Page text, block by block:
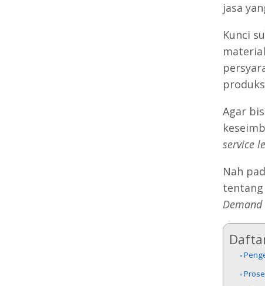
jasa
Kunci
Agar
service
Nah
tentang